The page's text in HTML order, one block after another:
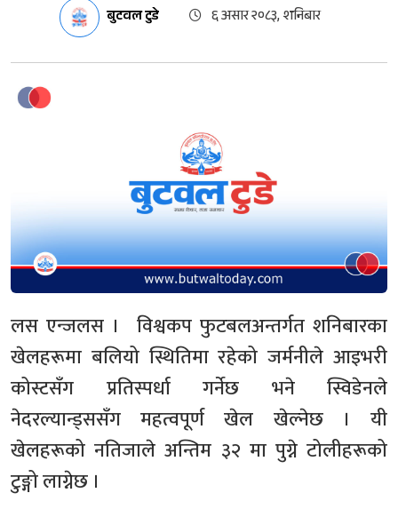
बुटवल टुडे ६ असार २०८३, शनिबार
लस एन्जलस । विश्वकप फुटबलअन्तर्गत शनिबारका
खेलहरूमा बलियो स्थितिमा रहेको जर्मनीले आइभरी
कोस्टसँग प्रतिस्पर्धा गर्नेछ भने स्विडेनले
नेदरल्यान्ड्ससँग महत्वपूर्ण खेल खेल्नेछ । यी
खेलहरूको नतिजाले अन्तिम ३२ मा पुग्ने टोलीहरूको
टुङ्गो लाग्नेछ ।